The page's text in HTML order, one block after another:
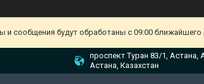
и сообщения будут обработаны с 09:00 ближайшего
проспект Туран 83/1, Астана,
Астана, Казахстан